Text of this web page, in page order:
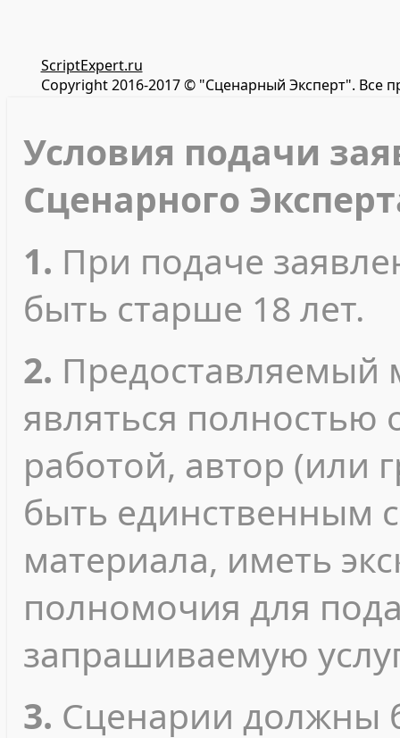
ScriptExpert.ru
Copyright 2016-2017 © "Сценарный Эксперт". Все
Условия подачи
Сценарного
1. При подаче
быть старше 18 лет.
2. Предоставляемый
являться полностью
работой, автор (или
быть единственным
материала, иметь
полномочия для
запрашиваемую
3. Сценарии должны